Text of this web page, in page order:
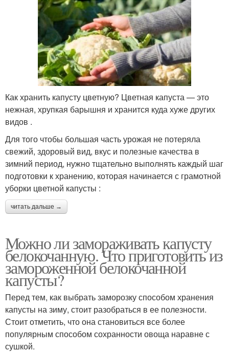
Как хранить капусту цветную? Цветная капуста — это
нежная, хрупкая барышня и хранится куда хуже других
видов .
Для того чтобы большая часть урожая не потеряла
свежий, здоровый вид, вкус и полезные качества в
зимний период, нужно тщательно выполнять каждый шаг
подготовки к хранению, которая начинается с грамотной
уборки цветной капусты :
читать дальше →
Можно ли замораживать капусту
белокочанную. Что приготовить из
замороженной белокочанной
капусты?
Перед тем, как выбрать заморозку способом хранения
капусты на зиму, стоит разобраться в ее полезности.
Стоит отметить, что она становиться все более
популярным способом сохранности овоща наравне с
сушкой.